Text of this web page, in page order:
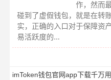
作，然而
碰到了虚假钱包，就是在转
实，正确的入口对于保障资
易活跃度的...
imToken钱包官网app下载千万